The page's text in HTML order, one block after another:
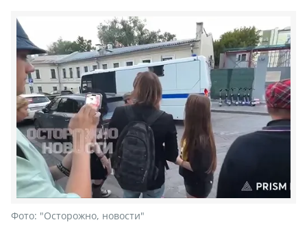
Фото: "Осторожно, новости"